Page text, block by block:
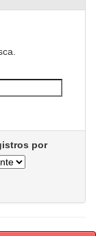
por